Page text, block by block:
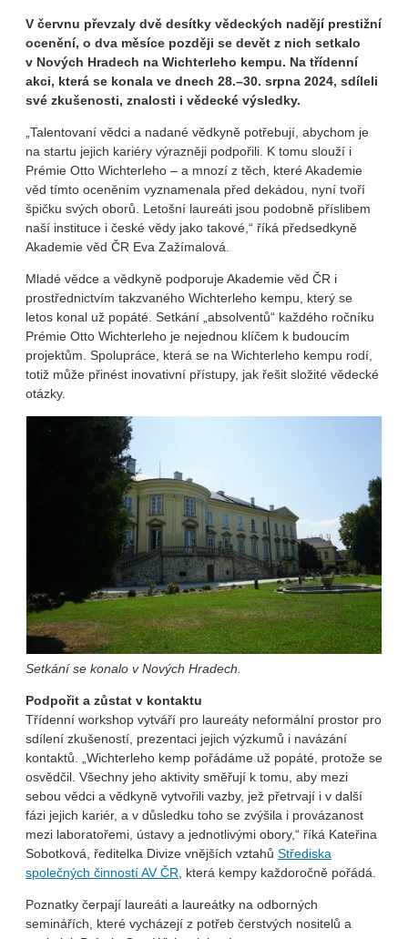
V červnu převzaly dvě desítky vědeckých nadějí prestižní
ocenění, o dva měsíce později se devět z nich setkalo
v Nových Hradech na Wichterleho kempu. Na třídenní
akci, která se konala ve dnech 28.–30. srpna 2024, sdíleli
své zkušenosti, znalosti i vědecké výsledky.
„Talentovaní vědci a nadané vědkyně potřebují, abychom je
na startu jejich kariéry výrazněji podpořili. K tomu slouží i
Prémie Otto Wichterleho – a mnozí z těch, které Akademie
věd tímto oceněním vyznamenala před dekádou, nyní tvoří
špičku svých oborů. Letošní laureáti jsou podobně příslibem
naší instituce i české vědy jako takové,“ říká předsedkyně
Akademie věd ČR Eva Zažímalová.
Mladé vědce a vědkyně podporuje Akademie věd ČR i
prostřednictvím takzvaného Wichterleho kempu, který se
letos konal už popáté. Setkání „absolventů“ každého ročníku
Prémie Otto Wichterleho je nejednou klíčem k budoucím
projektům. Spolupráce, která se na Wichterleho kempu rodí,
totiž může přinést inovativní přístupy, jak řešit složité vědecké
otázky.
Setkání se konalo v Nových Hradech.
Podpořit a zůstat v kontaktu
Třídenní workshop vytváří pro laureáty neformální prostor pro
sdílení zkušeností, prezentaci jejich výzkumů i navázání
kontaktů. „Wichterleho kemp pořádáme už popáté, protože se
osvědčil. Všechny jeho aktivity směřují k tomu, aby mezi
sebou vědci a vědkyně vytvořili vazby, jež přetrvají i v další
fázi jejich kariér, a v důsledku toho se zvýšila i provázanost
mezi laboratořemi, ústavy a jednotlivými obory,“ říká Kateřina
Sobotková, ředitelka Divize vnějších vztahů Střediska
společných činností AV ČR , která kempy každoročně pořádá.
Poznatky čerpají laureáti a laureátky na odborných
seminářích, které vycházejí z potřeb čerstvých nositelů a